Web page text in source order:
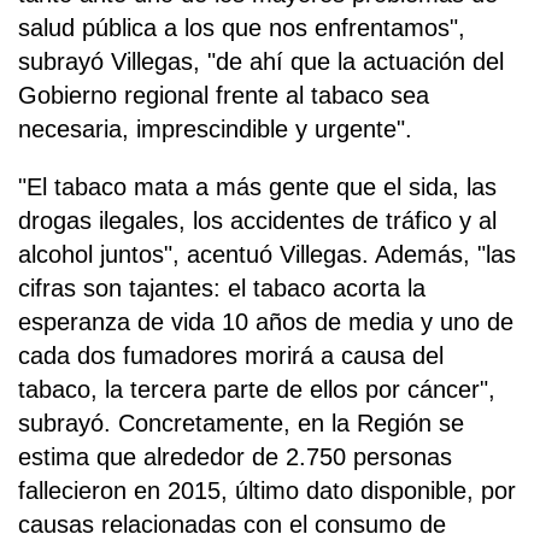
salud pública a los que nos enfrentamos",
subrayó Villegas, "de ahí que la actuación del
Gobierno regional frente al tabaco sea
necesaria, imprescindible y urgente".
"El tabaco mata a más gente que el sida, las
drogas ilegales, los accidentes de tráfico y al
alcohol juntos", acentuó Villegas. Además, "las
cifras son tajantes: el tabaco acorta la
esperanza de vida 10 años de media y uno de
cada dos fumadores morirá a causa del
tabaco, la tercera parte de ellos por cáncer",
subrayó. Concretamente, en la Región se
estima que alrededor de 2.750 personas
fallecieron en 2015, último dato disponible, por
causas relacionadas con el consumo de